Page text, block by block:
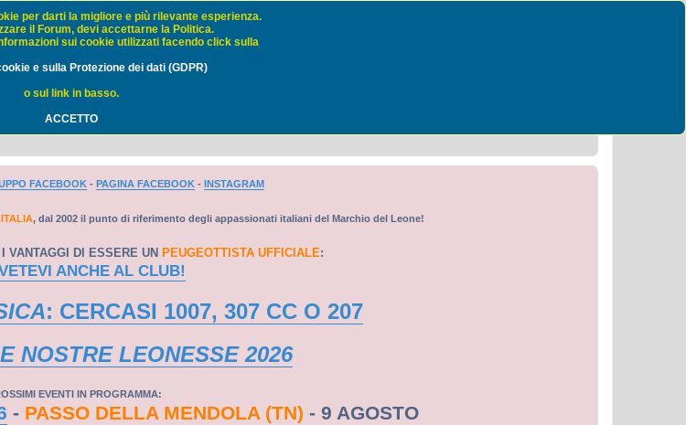
FACEBOOK - PAGINA FACEBOOK - INSTAGRAM
, dal 2002 il punto di riferimento degli appassionati italiani del Marchio del Leone!
VANTAGGI DI ESSERE UN PEUGEOTTISTA UFFICIALE:
ANCHE AL CLUB!
: CERCASI 1007, 307 CC O 207
NOSTRE LEONESSE 2026
EVENTI IN PROGRAMMA:
- PASSO DELLA MENDOLA (TN) - 9 AGOSTO
per darti la migliore e più rilevante esperienza.
il Forum, devi accettarne la Politica.
sui cookie utilizzati facendo click sulla
e sulla Protezione dei dati (GDPR)
o sul link in basso.
ACCETTO